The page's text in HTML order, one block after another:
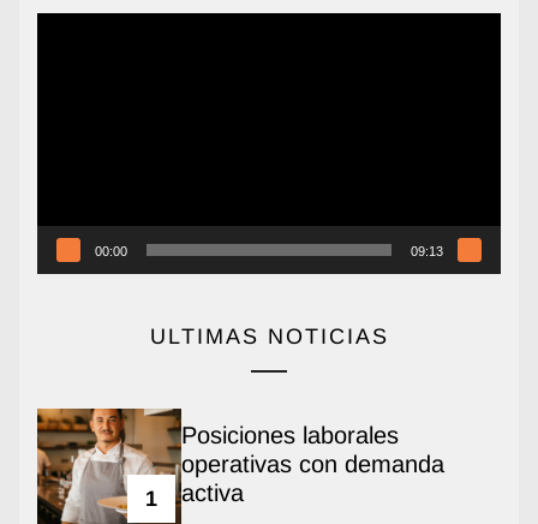
00:00 09:13
ULTIMAS NOTICIAS
1
Posiciones laborales
operativas con demanda
activa